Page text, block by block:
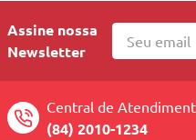
Assine nossa
Newsletter
Central de
(84) 2010-1234